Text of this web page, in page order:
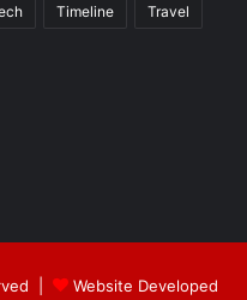
Timeline Travel
| Website Developed